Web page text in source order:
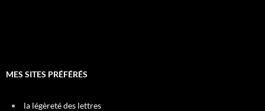
MES SITES PRÉFÉRÉS
la légèreté des lettres